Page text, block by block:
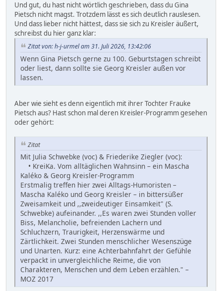
Und gut, du hast nicht wörtlich geschrieben, dass du Gina
Pietsch nicht magst. Trotzdem lässt es sich deutlich rauslesen.
Und dass lieber nicht hättest, dass sie sich zu Kreisler äußert,
schreibst du hier ganz klar:
Zitat von: h-j-urmel am 31. Juli 2026, 13:42:06
Wenn Gina Pietsch gerne zu 100. Geburtstagen schreibt
oder liest, dann sollte sie Georg Kreisler außen vor
lassen.
Aber wie sieht es denn eigentlich mit ihrer Tochter Frauke
Pietsch aus? Hast schon mal deren Kreisler-Programm gesehen
oder gehört:
Zitat
Mit Julia Schwebke (voc) & Friederike Ziegler (voc):
• KreiKa. Vom alltäglichen Wahnsinn – ein Mascha
Kaléko & Georg Kreisler-Programm
Erstmalig treffen hier zwei Alltags-Humoristen –
Mascha Kaléko und Georg Kreisler – in bittersüßer
Zweisamkeit und ,,zweideutiger Einsamkeit" (S.
Schwebke) aufeinander. ,,Es waren zwei Stunden voller
Biss, Melancholie, befreienden Lachern und
Schluchzern, Traurigkeit, Herzenswärme und
Zärtlichkeit. Zwei Stunden menschlicher Wesenszüge
und Unarten. Kurz: eine Achterbahnfahrt der Gefühle
verpackt in unvergleichliche Reime, die von
Charakteren, Menschen und dem Leben erzählen." –
MOZ 2017